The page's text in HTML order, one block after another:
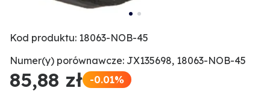
Kod produktu: 18063-NOB-45
Numer(y) porównawcze: JX135698, 18063-NOB-45
85,88 zł -0.01%